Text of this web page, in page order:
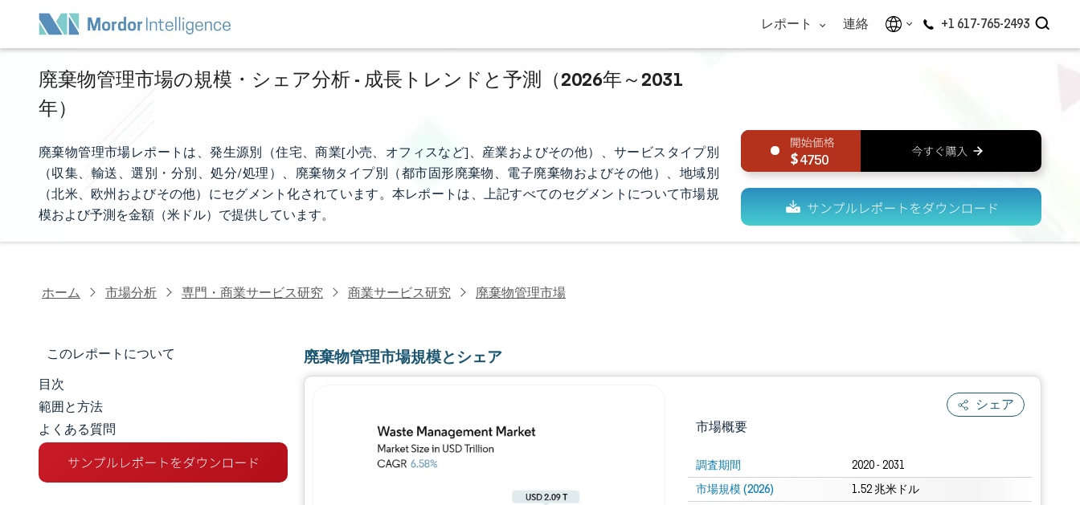
レポート 連絡 +1 617-765-2493
廃棄物管理市場の規模・シェア分析 - 成長トレンドと予測（2026年～2031
年）
廃棄物管理市場レポートは、発生源別（住宅、商業[小売、オフィスなど]、産業およびその他）、サービスタイプ別
（収集、輸送、選別・分別、処分/処理）、廃棄物タイプ別（都市固形廃棄物、電子廃棄物およびその他）、地域別
（北米、欧州およびその他）にセグメント化されています。本レポートは、上記すべてのセグメントについて市場規
模および予測を金額（米ドル）で提供しています。
4750
ホーム 市場分析 専門・商業サービス研究 商業サービス研究 廃棄物管理市場
このレポートについて
市場規模とシェア
市場分析
トレンドとインサイト
目次
範囲と方法
よくある質問
廃棄物管理市場規模とシェア
シェア
市場概要
調査期間 2020 - 2031
市場規模 (2026) 1.52 兆米ドル